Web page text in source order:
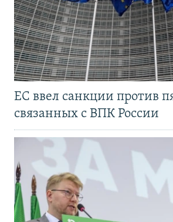
ЕС ввел санкции против
связанных с ВПК России